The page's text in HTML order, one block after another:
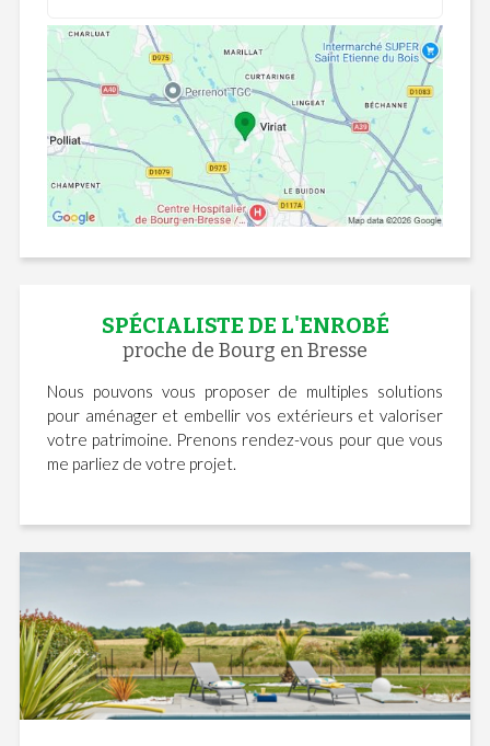
SPÉCIALISTE DE L'ENROBÉ
proche de Bourg en Bresse
Nous pouvons vous proposer de multiples solutions
pour aménager et embellir vos extérieurs et valoriser
votre patrimoine. Prenons rendez-vous pour que vous
me parliez de votre projet.